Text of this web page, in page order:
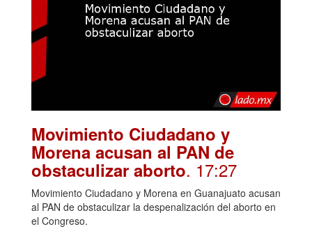
Movimiento Ciudadano y
Morena acusan al PAN de
obstaculizar aborto. 17:27
Movimiento Ciudadano y Morena en Guanajuato acusan
al PAN de obstaculizar la despenalización del aborto en
el Congreso.